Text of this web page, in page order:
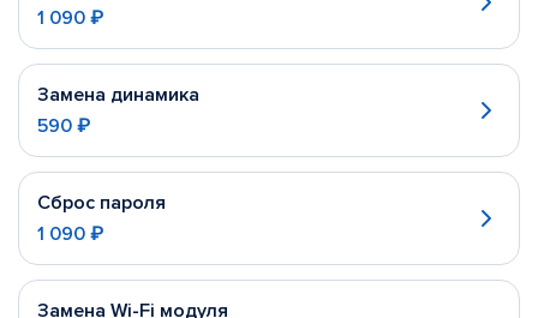
1 090 ₽
Замена динамика
590 ₽
Сброс пароля
1 090 ₽
Замена Wi-Fi модуля